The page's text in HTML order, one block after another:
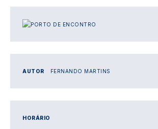
IMAGEM
AUTOR FERNANDO MARTINS
HORÁRIO